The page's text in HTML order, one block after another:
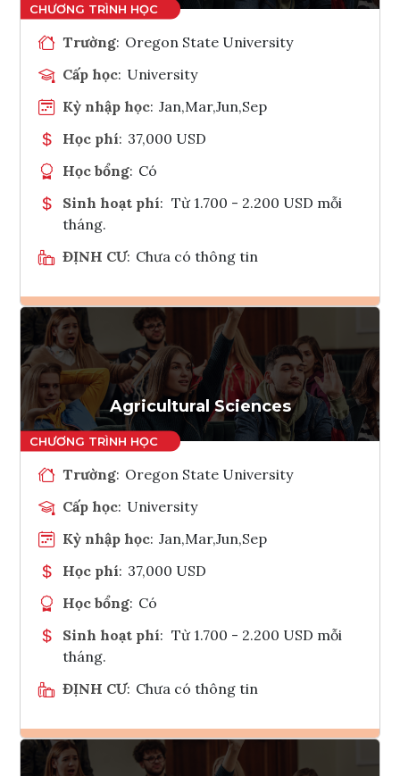
Trường: Oregon State University
Cấp học: University
Kỳ nhập học: Jan,Mar,Jun,Sep
Học phí: 37,000 USD
Học bổng: Có
Sinh hoạt phí: Từ 1.700 - 2.200 USD mỗi
tháng.
ĐỊNH CƯ: Chưa có thông tin
Ghi danh
Tham vấn Interlink
Agricultural Sciences
Trường: Oregon State University
Cấp học: University
Kỳ nhập học: Jan,Mar,Jun,Sep
Học phí: 37,000 USD
Học bổng: Có
Sinh hoạt phí: Từ 1.700 - 2.200 USD mỗi
tháng.
ĐỊNH CƯ: Chưa có thông tin
Ghi danh